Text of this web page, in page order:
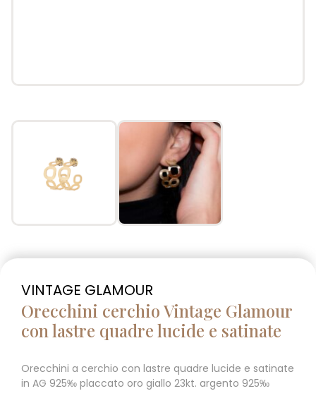
VINTAGE GLAMOUR
Orecchini cerchio Vintage Glamour
con lastre quadre lucide e satinate
Orecchini a cerchio con lastre quadre lucide e satinate
in AG 925‰ placcato oro giallo 23kt. argento 925‰